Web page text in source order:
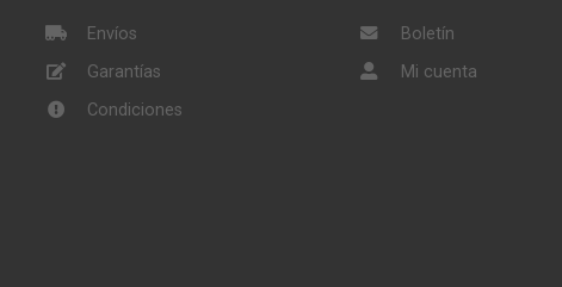
Envíos
Garantías
Condiciones
Boletín
Mi cuenta